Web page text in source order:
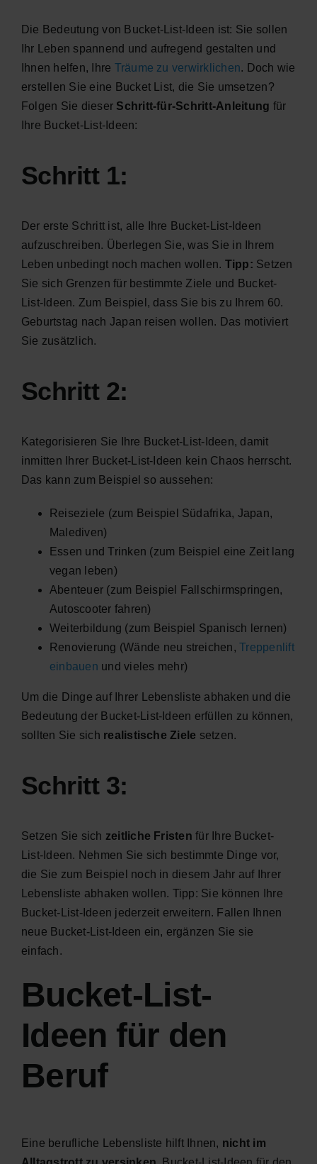
Die Bedeutung von Bucket-List-Ideen ist: Sie sollen
Ihr Leben spannend und aufregend gestalten und
Ihnen helfen, Ihre
Träume zu verwirklichen. Doch wie
erstellen Sie eine Bucket List, die Sie umsetzen?
Folgen Sie dieser Schritt-für-Schritt-Anleitung für
Ihre Bucket-List-Ideen:
Schritt 1:
Der erste Schritt ist, alle Ihre Bucket-List-Ideen
aufzuschreiben. Überlegen Sie, was Sie in Ihrem
Leben unbedingt noch machen wollen. Tipp: Setzen
Sie sich Grenzen für bestimmte Ziele und Bucket-
List-Ideen. Zum Beispiel, dass Sie bis zu Ihrem 60.
Geburtstag nach Japan reisen wollen. Das motiviert
Sie zusätzlich.
Schritt 2:
Kategorisieren Sie Ihre Bucket-List-Ideen, damit
inmitten Ihrer Bucket-List-Ideen kein Chaos herrscht.
Das kann zum Beispiel so aussehen:
Reiseziele (zum Beispiel Südafrika, Japan,
Malediven)
Essen und Trinken (zum Beispiel eine Zeit lang
vegan leben)
Abenteuer (zum Beispiel Fallschirmspringen,
Autoscooter fahren)
Weiterbildung (zum Beispiel Spanisch lernen)
Renovierung (Wände neu streichen,
Treppenlift
einbauen und vieles mehr)
Um die Dinge auf Ihrer Lebensliste abhaken und die
Bedeutung der Bucket-List-Ideen erfüllen zu können,
sollten Sie sich realistische Ziele setzen.
Schritt 3:
Setzen Sie sich zeitliche Fristen für Ihre Bucket-
List-Ideen. Nehmen Sie sich bestimmte Dinge vor,
die Sie zum Beispiel noch in diesem Jahr auf Ihrer
Lebensliste abhaken wollen. Tipp: Sie können Ihre
Bucket-List-Ideen jederzeit erweitern. Fallen Ihnen
neue Bucket-List-Ideen ein, ergänzen Sie sie
einfach.
Bucket-List-
Ideen für den
Beruf
Eine berufliche Lebensliste hilft Ihnen, nicht im